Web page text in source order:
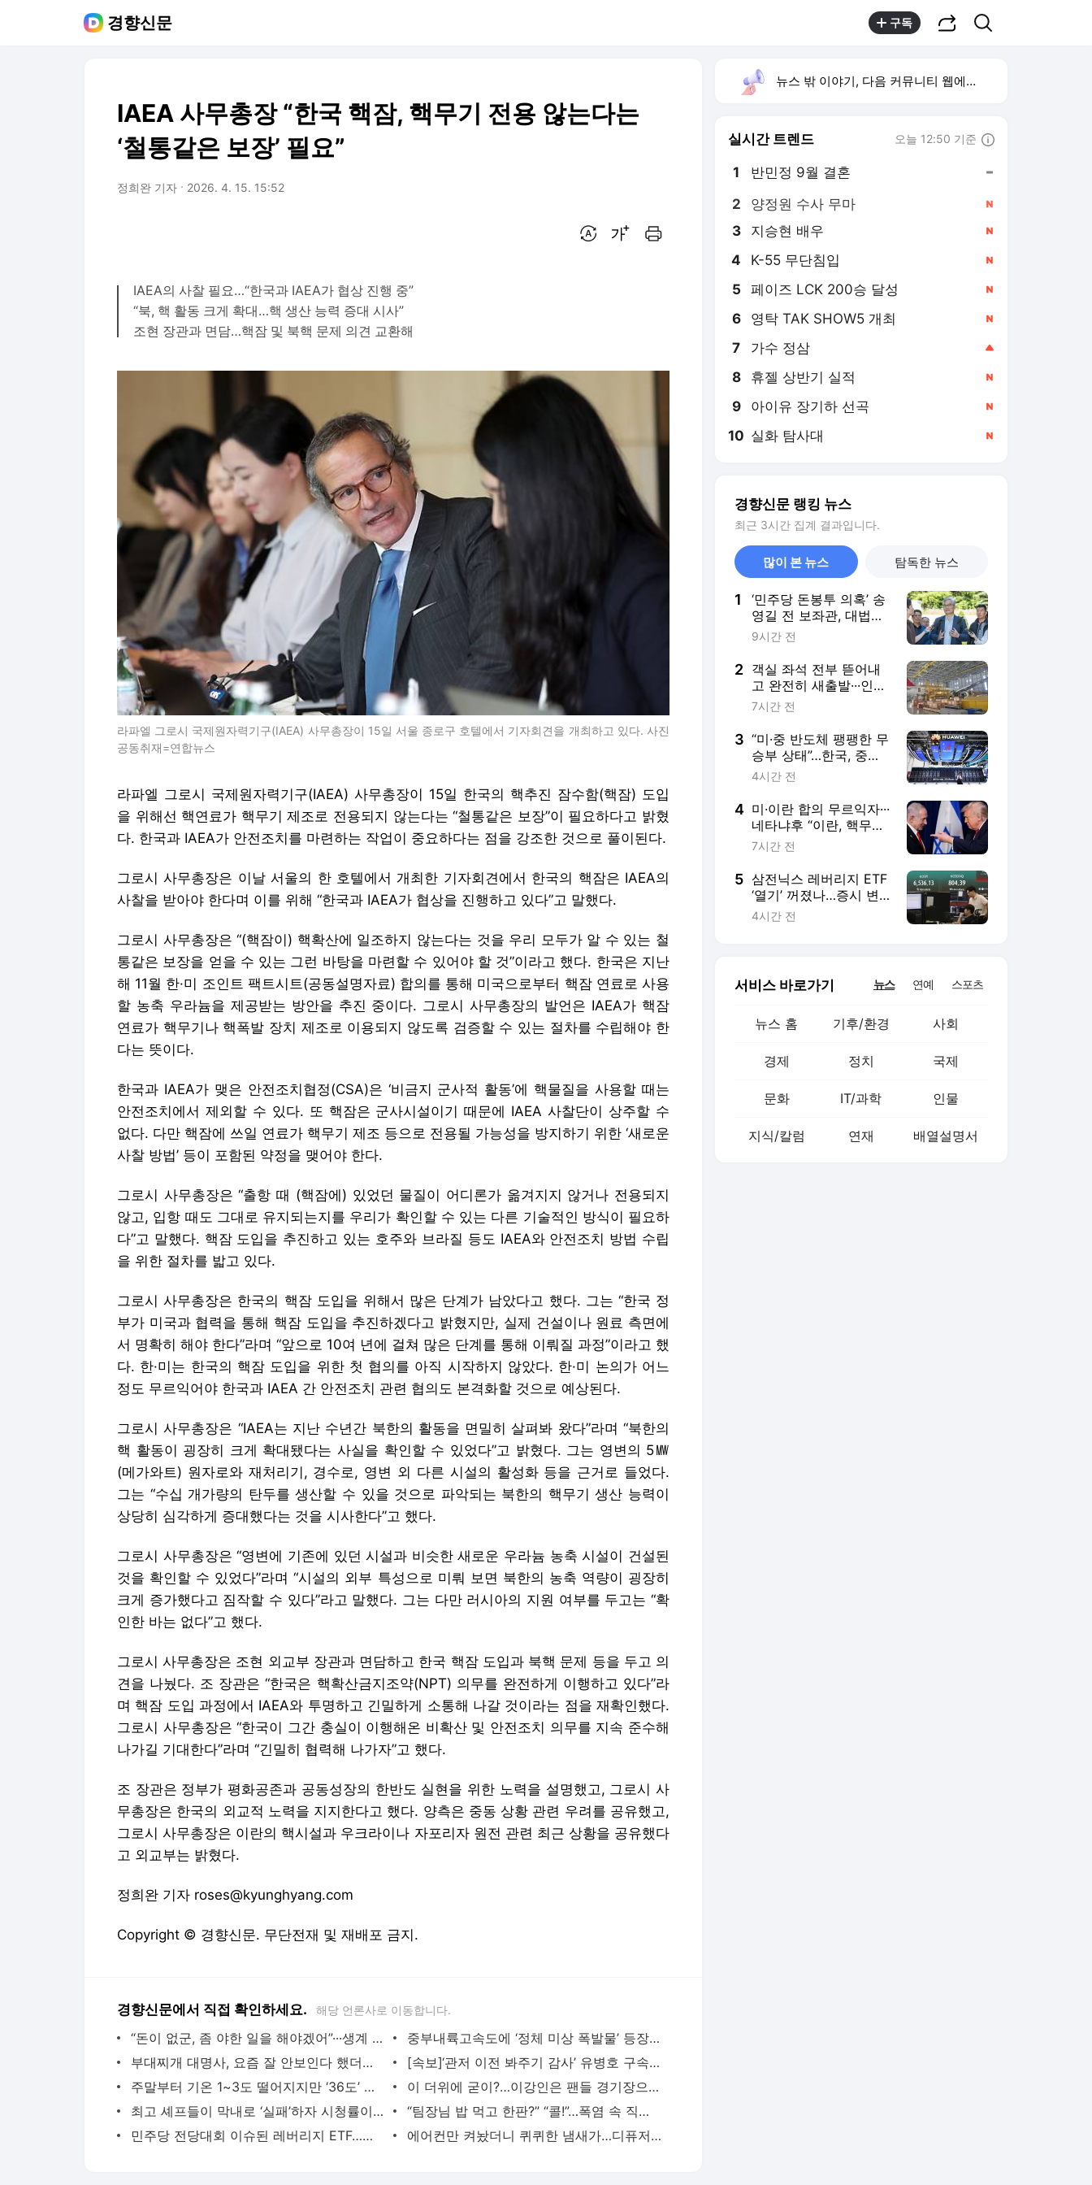
경향신문 구독
IAEA 사무총장 “한국 핵잠, 핵무기 전용 않는다는
‘철통같은 보장’ 필요”
정희완 기자 2026. 4. 15. 15:52
IAEA의 사찰 필요…“한국과 IAEA가 협상 진행 중”
“북, 핵 활동 크게 확대…핵 생산 능력 증대 시사”
조현 장관과 면담…핵잠 및 북핵 문제 의견 교환해
라파엘 그로시 국제원자력기구(IAEA) 사무총장이 15일 서울 종로구 호텔에서 기자회견을 개최하고 있다. 사진
공동취재=연합뉴스
라파엘 그로시 국제원자력기구(IAEA) 사무총장이 15일 한국의 핵추진 잠수함(핵잠) 도입
을 위해선 핵연료가 핵무기 제조로 전용되지 않는다는 “철통같은 보장”이 필요하다고 밝혔
다. 한국과 IAEA가 안전조치를 마련하는 작업이 중요하다는 점을 강조한 것으로 풀이된다.
그로시 사무총장은 이날 서울의 한 호텔에서 개최한 기자회견에서 한국의 핵잠은 IAEA의
사찰을 받아야 한다며 이를 위해 “한국과 IAEA가 협상을 진행하고 있다”고 말했다.
그로시 사무총장은 “(핵잠이) 핵확산에 일조하지 않는다는 것을 우리 모두가 알 수 있는 철
통같은 보장을 얻을 수 있는 그런 바탕을 마련할 수 있어야 할 것”이라고 했다. 한국은 지난
해 11월 한·미 조인트 팩트시트(공동설명자료) 합의를 통해 미국으로부터 핵잠 연료로 사용
할 농축 우라늄을 제공받는 방안을 추진 중이다. 그로시 사무총장의 발언은 IAEA가 핵잠
연료가 핵무기나 핵폭발 장치 제조로 이용되지 않도록 검증할 수 있는 절차를 수립해야 한
다는 뜻이다.
한국과 IAEA가 맺은 안전조치협정(CSA)은 ‘비금지 군사적 활동’에 핵물질을 사용할 때는
안전조치에서 제외할 수 있다. 또 핵잠은 군사시설이기 때문에 IAEA 사찰단이 상주할 수
없다. 다만 핵잠에 쓰일 연료가 핵무기 제조 등으로 전용될 가능성을 방지하기 위한 ‘새로운
사찰 방법’ 등이 포함된 약정을 맺어야 한다.
그로시 사무총장은 “출항 때 (핵잠에) 있었던 물질이 어디론가 옮겨지지 않거나 전용되지
않고, 입항 때도 그대로 유지되는지를 우리가 확인할 수 있는 다른 기술적인 방식이 필요하
다”고 말했다. 핵잠 도입을 추진하고 있는 호주와 브라질 등도 IAEA와 안전조치 방법 수립
을 위한 절차를 밟고 있다.
그로시 사무총장은 한국의 핵잠 도입을 위해서 많은 단계가 남았다고 했다. 그는 “한국 정
부가 미국과 협력을 통해 핵잠 도입을 추진하겠다고 밝혔지만, 실제 건설이나 원료 측면에
서 명확히 해야 한다”라며 “앞으로 10여 년에 걸쳐 많은 단계를 통해 이뤄질 과정”이라고 했
다. 한·미는 한국의 핵잠 도입을 위한 첫 협의를 아직 시작하지 않았다. 한·미 논의가 어느
정도 무르익어야 한국과 IAEA 간 안전조치 관련 협의도 본격화할 것으로 예상된다.
그로시 사무총장은 “IAEA는 지난 수년간 북한의 활동을 면밀히 살펴봐 왔다”라며 “북한의
핵 활동이 굉장히 크게 확대됐다는 사실을 확인할 수 있었다”고 밝혔다. 그는 영변의 5㎿
(메가와트) 원자로와 재처리기, 경수로, 영변 외 다른 시설의 활성화 등을 근거로 들었다.
그는 “수십 개가량의 탄두를 생산할 수 있을 것으로 파악되는 북한의 핵무기 생산 능력이
상당히 심각하게 증대했다는 것을 시사한다”고 했다.
그로시 사무총장은 “영변에 기존에 있던 시설과 비슷한 새로운 우라늄 농축 시설이 건설된
것을 확인할 수 있었다”라며 “시설의 외부 특성으로 미뤄 보면 북한의 농축 역량이 굉장히
크게 증가했다고 짐작할 수 있다”라고 말했다. 그는 다만 러시아의 지원 여부를 두고는 “확
인한 바는 없다”고 했다.
그로시 사무총장은 조현 외교부 장관과 면담하고 한국 핵잠 도입과 북핵 문제 등을 두고 의
견을 나눴다. 조 장관은 “한국은 핵확산금지조약(NPT) 의무를 완전하게 이행하고 있다”라
며 핵잠 도입 과정에서 IAEA와 투명하고 긴밀하게 소통해 나갈 것이라는 점을 재확인했다.
그로시 사무총장은 “한국이 그간 충실이 이행해온 비확산 및 안전조치 의무를 지속 준수해
나가길 기대한다”라며 “긴밀히 협력해 나가자”고 했다.
조 장관은 정부가 평화공존과 공동성장의 한반도 실현을 위한 노력을 설명했고, 그로시 사
무총장은 한국의 외교적 노력을 지지한다고 했다. 양측은 중동 상황 관련 우려를 공유했고,
그로시 사무총장은 이란의 핵시설과 우크라이나 자포리자 원전 관련 최근 상황을 공유했다
고 외교부는 밝혔다.
정희완 기자 roses@kyunghyang.com
Copyright © 경향신문. 무단전재 및 재배포 금지.
경향신문에서 직접 확인하세요. 해당 언론사로 이동합니다.
“돈이 없군, 좀 야한 일을 해야겠어”···생계 위기에 성인 플랫폼 ‘온리팬스’ 뛰어든 ‘다
중부내륙고속도에 ‘정체 미상 폭발물’ 등장···처리반 출동에 차량 정체 빚어져
부대찌개 대명사, 요즘 잘 안보인다 했더니···프랜차이즈 ‘놀부’ 회생 신청, 지난해 영업손
[속보]‘관저 이전 봐주기 감사’ 유병호 구속적부심 기각···구속 유지
주말부터 기온 1~3도 떨어지지만 ‘36도’ 무더위···강원도 ‘호우특보’
이 더위에 굳이?…이강인은 팬들 경기장으로 이끌까
최고 셰프들이 막내로 ‘실패’하자 시청률이 뛰었다···‘진짜’를 본 시청자들 공감
“팀장님 밥 먹고 한판?” “콜!”…폭염 속 직장인 사로잡은 ‘점심 몰캉스’
민주당 전당대회 이슈된 레버리지 ETF…정청래 “김민석, 피눈물 흘리는 국민께 사과해야”
에어컨만 켜놨더니 퀴퀴한 냄새가…디퓨저 없이 집안 공기 상쾌하게 만드는 법
뉴스 밖 이야기, 다음 커뮤니티 웹에서 보기
실시간 트렌드 오늘 12:50 기준
1 반민정 9월 결혼
2 양정원 수사 무마
3 지승현 배우
4 K-55 무단침입
5 페이즈 LCK 200승 달성
6 영탁 TAK SHOW5 개최
7 가수 정삼
8 휴젤 상반기 실적
9 아이유 장기하 선곡
10 실화 탐사대
경향신문 랭킹 뉴스
최근 3시간 집계 결과입니다.
많이 본 뉴스 탐독한 뉴스
1
‘민주당 돈봉투 의혹’ 송
영길 전 보좌관, 대법서
징역형 확정
9시간 전
2 객실 좌석 전부 뜯어내
고 완전히 새출발···인천
공항서 국내 첫 ‘개조 항
7시간 전
3 “미·중 반도체 팽팽한 무
승부 상태”…한국, 중국
기술 활용하는 시너지
4시간 전
4 미·이란 합의 무르익자···
네타냐후 “이란, 핵무기
개발 선언”
7시간 전
5 삼전닉스 레버리지 ETF
‘열기’ 꺼졌나…증시 변
동성도 줄어들어
4시간 전
서비스 바로가기 뉴스 연예 스포츠
뉴스 홈 기후/환경 사회
경제 정치 국제
문화 IT/과학 인물
지식/칼럼 연재 배열설명서